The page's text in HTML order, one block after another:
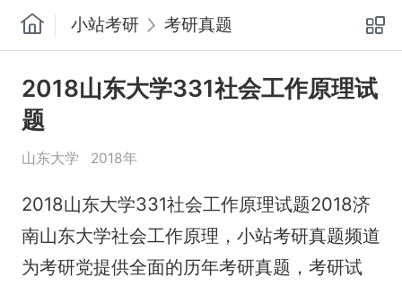
小站考研 考研真题
2018山东大学331社会工作原理试
题
山东大学 2018年
2018山东大学331社会工作原理试题2018济
南山东大学社会工作原理，小站考研真题频道
为考研党提供全面的历年考研真题，考研试